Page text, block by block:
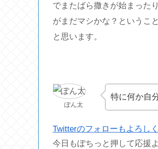
でまたばら撒きが始まった
がまだマシかな？というこ
と思います。
ぽん太
特に何か自
Twitterのフォローもよろし
今日もぽちっと押して応援